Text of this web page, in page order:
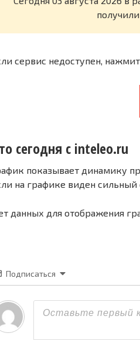
сервис недоступен,
сегодня с inteleo.ru
показывает динамику
на графике виден
данных для отображения
Подписаться